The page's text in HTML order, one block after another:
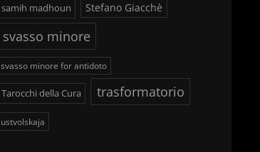
samih madhoun Stefano Giacchè
svasso minore
svasso minore for antidoto
Tarocchi della Cura trasformatorio
ustvolskaja